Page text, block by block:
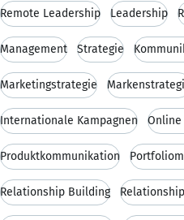
Remote Leadership Leadership
Management Strategie
Marketingstrategie
Internationale Kampagnen
Produktkommunikation
Relationship Building